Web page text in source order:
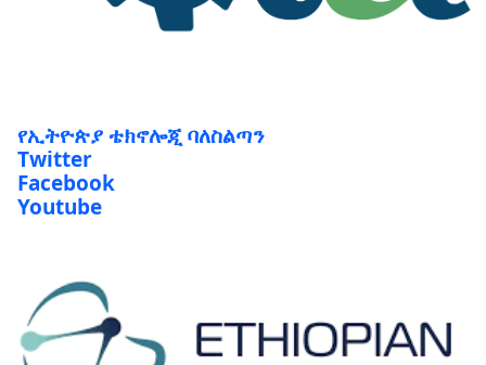
የኢትዮጵያ ቴክኖሎጂ ባለስልጣን
Twitter
Facebook
Youtube